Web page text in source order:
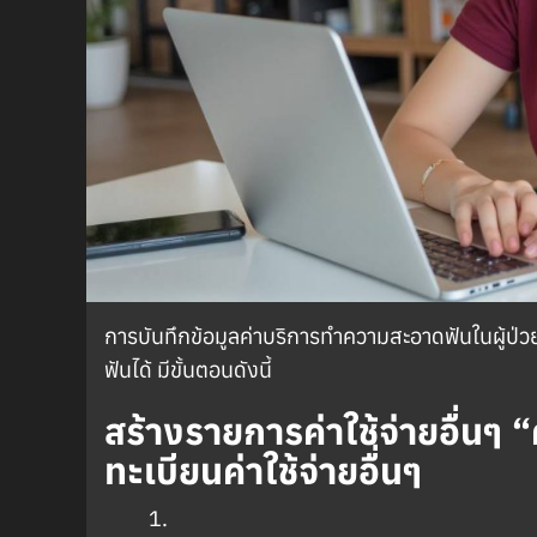
การบันทึกข้อมูลค่าบริการทำความสะอาดฟันในผู้ป่
ฟันได้ มีขั้นตอนดังนี้
สร้างรายการค่าใช้จ่ายอื่นๆ
ทะเบียนค่าใช้จ่ายอื่นๆ